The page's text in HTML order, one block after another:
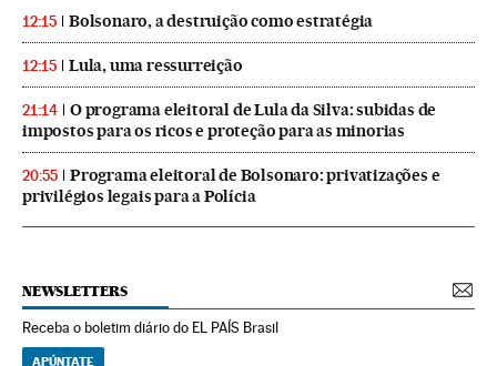
12:15 Bolsonaro, a destruição como estratégia
12:15 Lula, uma ressurreição
21:14
O programa eleitoral de Lula da Silva: subidas de
impostos para os ricos e proteção para as minorias
20:55
Programa eleitoral de Bolsonaro: privatizações e
privilégios legais para a Polícia
NEWSLETTERS
Receba o boletim diário do EL PAÍS Brasil
APÚNTATE